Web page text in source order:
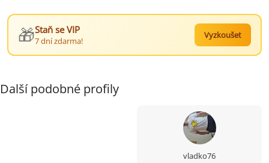
🎁Staň se VIP
7 dní zdarma!
Vyzkoušet
Další podobné profily
vladko76